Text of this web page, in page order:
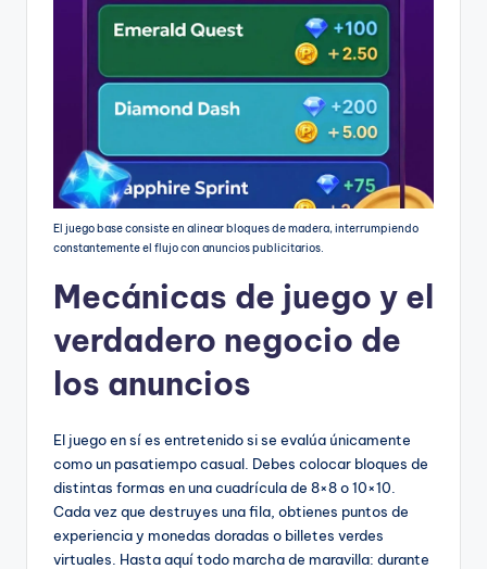
El juego base consiste en alinear bloques de madera, interrumpiendo
constantemente el flujo con anuncios publicitarios.
Mecánicas de juego y el
verdadero negocio de
los anuncios
El juego en sí es entretenido si se evalúa únicamente
como un pasatiempo casual. Debes colocar bloques de
distintas formas en una cuadrícula de 8×8 o 10×10.
Cada vez que destruyes una fila, obtienes puntos de
experiencia y monedas doradas o billetes verdes
virtuales. Hasta aquí todo marcha de maravilla: durante